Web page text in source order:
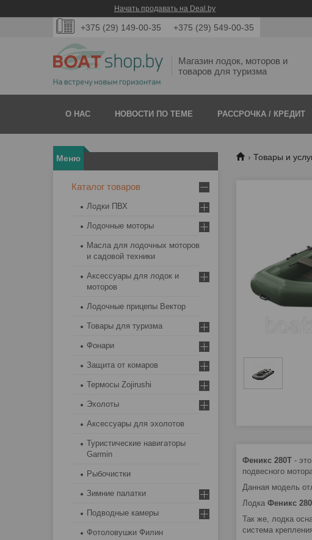
Начать продавать на Deal.by
+375 (29) 149-00-35 +375 (29) 549-00-35
Магазин лодок, моторов и
товаров для туризма
О НАС НОВОСТИ ПО ТЕМЕ РАССРОЧКА / КРЕДИТ
Товары и
Феникс 280Т -
подвесного
Данная модель
Лодка Феникс
Так же, лодка
система
Каталог товаров
Лодки ПВХ
Лодочные моторы
Масла для лодочных моторов
и садовой техники
Аксессуары для лодок и
моторов
Лодочные прицепы Вектор
Товары для туризма
Фонари
Защита от комаров
Термосы Zojirushi
Эхолоты
Аксессуары для эхолотов
Туристические навигаторы
Garmin
Рыбочистки
Зимние палатки
Подводные камеры
Фотоловушки Филин